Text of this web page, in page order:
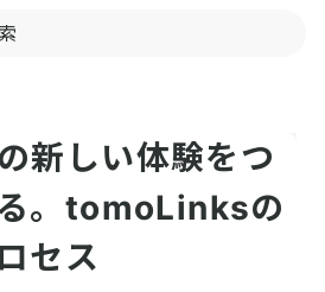
新しい体験をつ
。tomoLinksの
セス